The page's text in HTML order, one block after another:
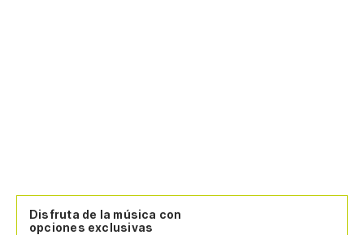
Disfruta de la música con
opciones exclusivas